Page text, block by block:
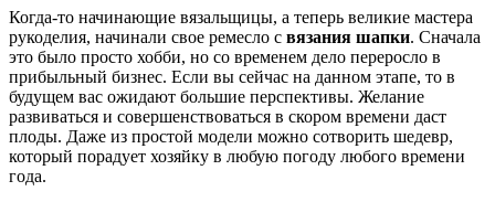
Когда-то начинающие вязальщицы, а теперь великие мастера
рукоделия, начинали свое ремесло с вязания шапки. Сначала
это было просто хобби, но со временем дело переросло в
прибыльный бизнес. Если вы сейчас на данном этапе, то в
будущем вас ожидают большие перспективы. Желание
развиваться и совершенствоваться в скором времени даст
плоды. Даже из простой модели можно сотворить шедевр,
который порадует хозяйку в любую погоду любого времени
года.